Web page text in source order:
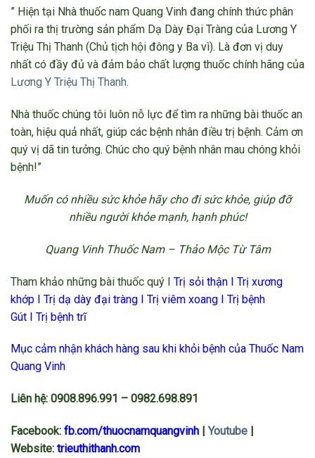
” Hiện tại Nhà thuốc nam Quang Vinh đang chính thức phân
phối ra thị trường sản phẩm Dạ Dày Đại Tràng của Lương Y
Triệu Thị Thanh (Chủ tịch hội đông y Ba vì). Là đơn vị duy
nhất có đầy đủ và đảm bảo chất lượng thuốc chính hãng của
Lương Y Triệu Thị Thanh.
Nhà thuốc chúng tôi luôn nỗ lực để tìm ra những bài thuốc an
toàn, hiệu quả nhất, giúp các bệnh nhân điều trị bệnh. Cảm ơn
quý vị dã tin tưởng. Chúc cho quý bệnh nhân mau chóng khỏi
bệnh!”
Muốn có nhiều sức khỏe hãy cho đi sức khỏe, giúp đỡ
nhiều người khỏe mạnh, hạnh phúc!
Quang Vinh Thuốc Nam – Thảo Mộc Từ Tâm
Tham khảo những bài thuốc quý I Trị sỏi thận I Trị xương
khớp I Trị dạ dày đại tràng I Trị viêm xoang I Trị bệnh
Gút I Trị bệnh trĩ
Mục cảm nhận khách hàng sau khi khỏi bệnh của Thuốc Nam
Quang Vinh
Liên hệ: 0908.896.991 – 0982.698.891
Facebook: fb.com/thuocnamquangvinh |Youtube |
Website: trieuthithanh.com